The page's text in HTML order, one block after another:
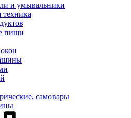
и умывальники
техника
пищи
самовары